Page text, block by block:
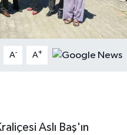
A- A+
Aslı Baş'ın